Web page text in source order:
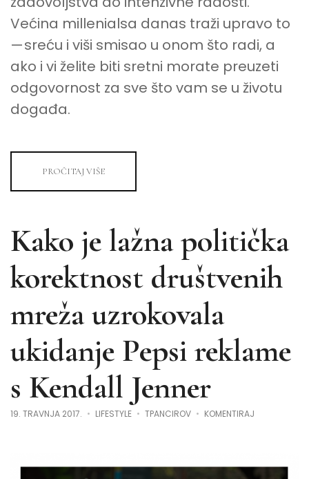
Većina millenialsa danas traži upravo to
— sreću i viši smisao u onom što radi, a
ako i vi želite biti sretni morate preuzeti
odgovornost za sve što vam se u životu
događa.
PROČITAJ VIŠE
Kako je lažna politička
korektnost društvenih
mreža uzrokovala
ukidanje Pepsi reklame
s Kendall Jenner
19. TRAVNJA 2017. LIFESTYLE TPANCIROV KOMENTIRAJ
DRUŠTVENIH